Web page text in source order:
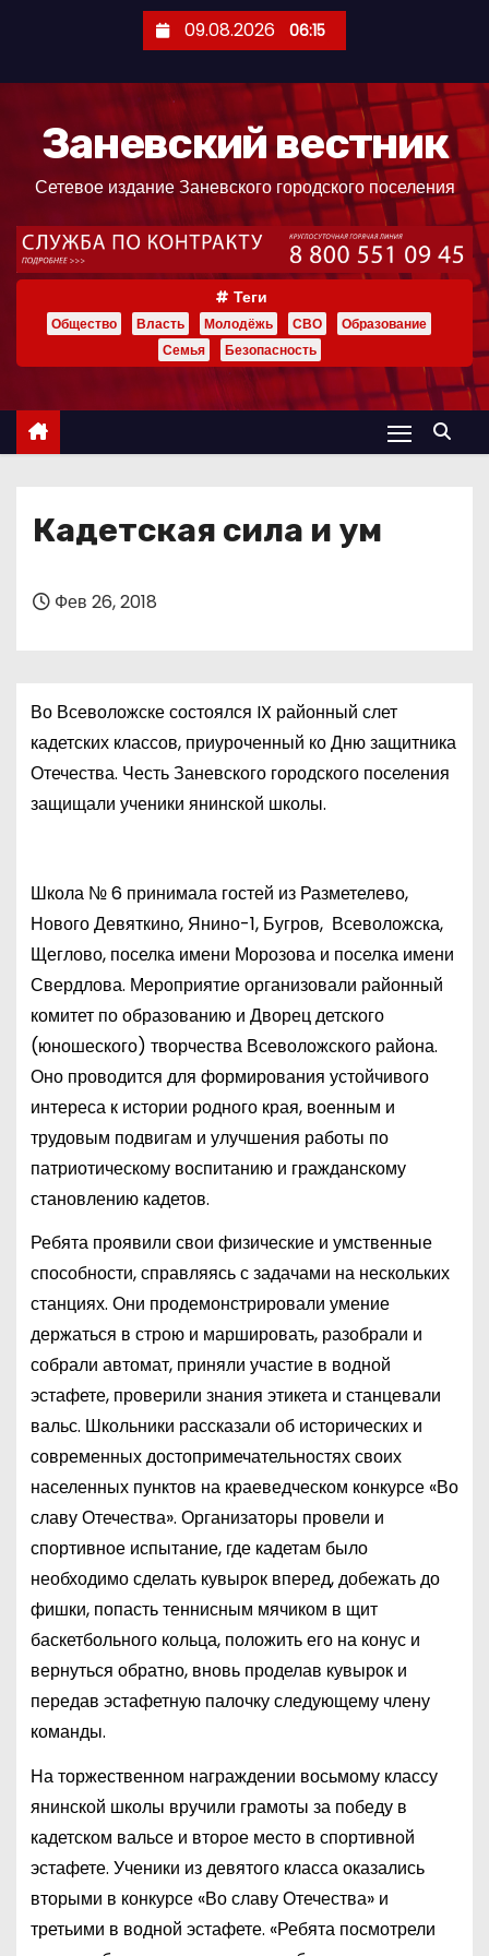
ж
09.08.2026 06:15
Заневский вестник
Сетевое издание Заневского городского поселения
Теги
Общество Власть Молодёжь СВО
Образование
Семья
Безопасность
Кадетская сила и ум
Фев 26, 2018
Во Всеволожске состоялся IX районный слет
кадетских классов, приуроченный ко Дню защитника
Отечества. Честь Заневского городского поселения
защищали ученики янинской школы.
Школа № 6 принимала гостей из Разметелево,
Нового Девяткино, Янино-1, Бугров, Всеволожска,
Щеглово, поселка имени Морозова и поселка имени
Свердлова. Мероприятие организовали районный
комитет по образованию и Дворец детского
(юношеского) творчества Всеволожского района.
Оно проводится для формирования устойчивого
интереса к истории родного края, военным и
трудовым подвигам и улучшения работы по
патриотическому воспитанию и гражданскому
становлению кадетов.
Ребята проявили свои физические и умственные
способности, справляясь с задачами на нескольких
станциях. Они продемонстрировали умение
держаться в строю и маршировать, разобрали и
собрали автомат, приняли участие в водной
эстафете, проверили знания этикета и станцевали
вальс. Школьники рассказали об исторических и
современных достопримечательностях своих
населенных пунктов на краеведческом конкурсе «Во
славу Отечества». Организаторы провели и
спортивное испытание, где кадетам было
необходимо сделать кувырок вперед, добежать до
фишки, попасть теннисным мячиком в щит
баскетбольного кольца, положить его на конус и
вернуться обратно, вновь проделав кувырок и
передав эстафетную палочку следующему члену
команды.
На торжественном награждении восьмому классу
янинской школы вручили грамоты за победу в
кадетском вальсе и второе место в спортивной
эстафете. Ученики из девятого класса оказались
вторыми в конкурсе «Во славу Отечества» и
третьими в водной эстафете. «Ребята посмотрели